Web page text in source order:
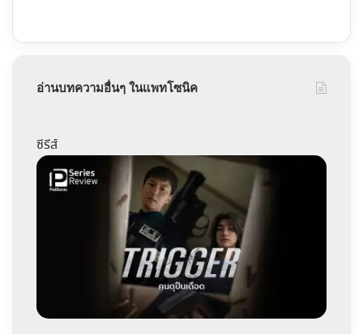
อ่านบทความอื่นๆ ในแพทโซนิค
ซีรีส์